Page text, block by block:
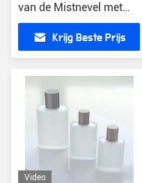
van de Mistnevel met
Fijne Mist bespuiten
Pompen 2ml 3ml 5ml
10ml
Krijg Beste Prijs
Video